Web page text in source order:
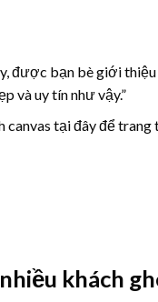
được bạn bè giới
và uy tín như vậy.”
canvas tại đây để
khách